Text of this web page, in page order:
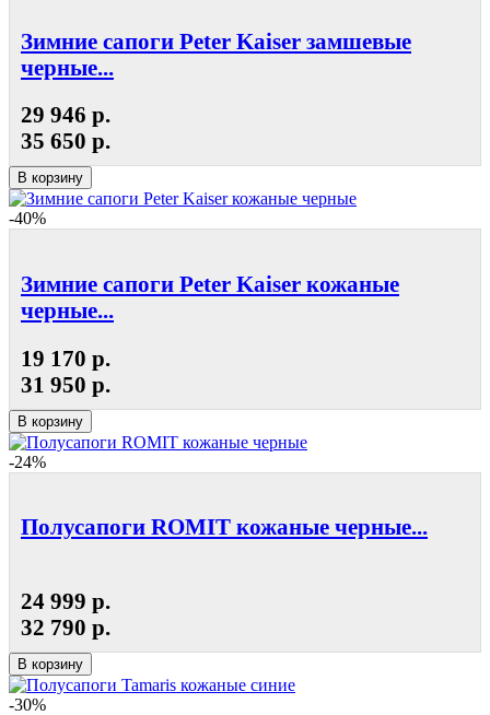
Зимние сапоги Peter Kaiser замшевые
черные...
29 946 р.
35 650 р.
В корзину
-40%
Зимние сапоги Peter Kaiser кожаные
черные...
19 170 р.
31 950 р.
В корзину
-24%
Полусапоги ROMIT кожаные черные...
24 999 р.
32 790 р.
В корзину
-30%